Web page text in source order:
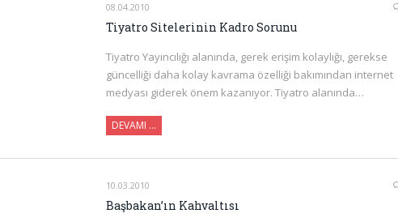
08.04.2010
Tiyatro Sitelerinin Kadro Sorunu
Tiyatro Yayıncılığı alanında, gerek erişim kolaylığı, gerekse
güncelliği daha kolay kavrama özelliği bakımından internet
medyası giderek önem kazanıyor. Tiyatro alanında…
DEVAMI …
10.03.2010
Başbakan’ın Kahvaltısı